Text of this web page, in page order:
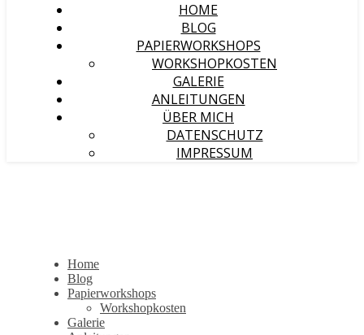
HOME
BLOG
PAPIERWORKSHOPS
WORKSHOPKOSTEN
GALERIE
ANLEITUNGEN
ÜBER MICH
DATENSCHUTZ
IMPRESSUM
Home
Blog
Papierworkshops
Workshopkosten
Galerie